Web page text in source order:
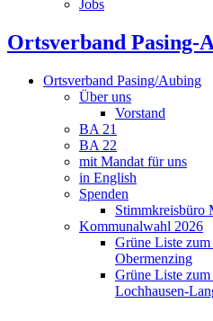
Jobs
Ortsverband Pasing-
Ortsverband Pasing/Aubing
Über uns
Vorstand
BA 21
BA 22
mit Mandat für uns
in English
Spenden
Stimmkreisbüro
Kommunalwahl 2026
Grüne Liste zum
Obermenzing
Grüne Liste
Lochhausen-